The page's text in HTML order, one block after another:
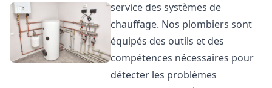
service des systèmes de
chauffage. Nos plombiers sont
équipés des outils et des
compétences nécessaires pour
détecter les problèmes